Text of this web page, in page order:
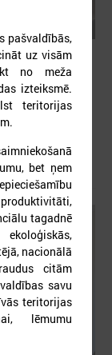
savienības
ministrijas un
gada 5. augustā
pašvaldībās,
uz visām
no meža
izteiksmē.
teritorijas
bet ņem
tagadnē
nacionālā
citām
savu
teritorijas
lēmumu